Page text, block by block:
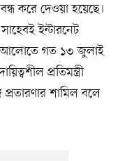
করে দেওয়া হয়েছে।
ইন্টারনেট
আলোতে গত ১৩ জুলাই
প্রতিমন্ত্রী
প্রতারণার শামিল বলে